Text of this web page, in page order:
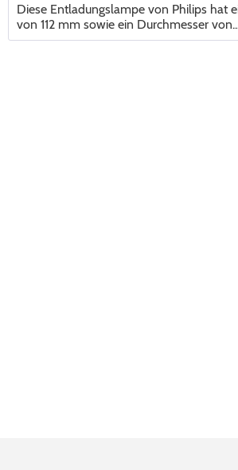
Diese Entladungslampe von Philips hat
von 112 mm sowie ein Durchmesser